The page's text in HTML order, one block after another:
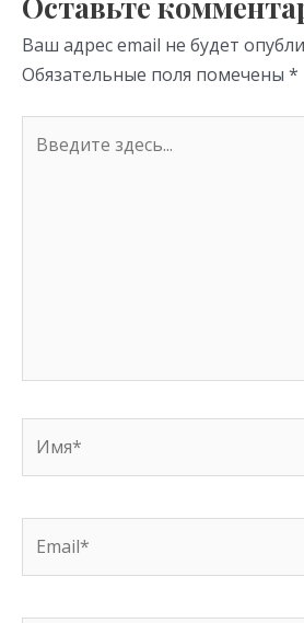
ni
ki
Ваш адрес email не будет
Обязательные поля помечены *
здесь...